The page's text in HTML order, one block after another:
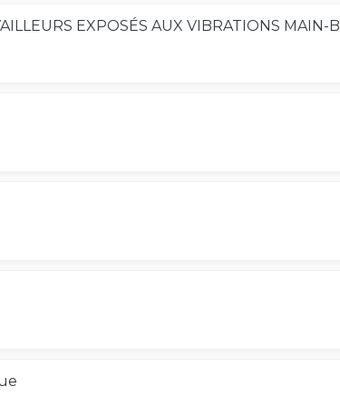
EXPOSÉS AUX VIBRATIONS MAIN-